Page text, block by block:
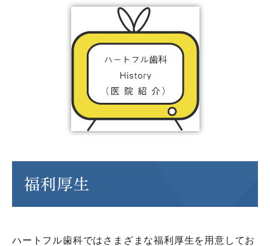
福利厚生
ハートフル歯科ではさまざまな福利厚生を用意してお